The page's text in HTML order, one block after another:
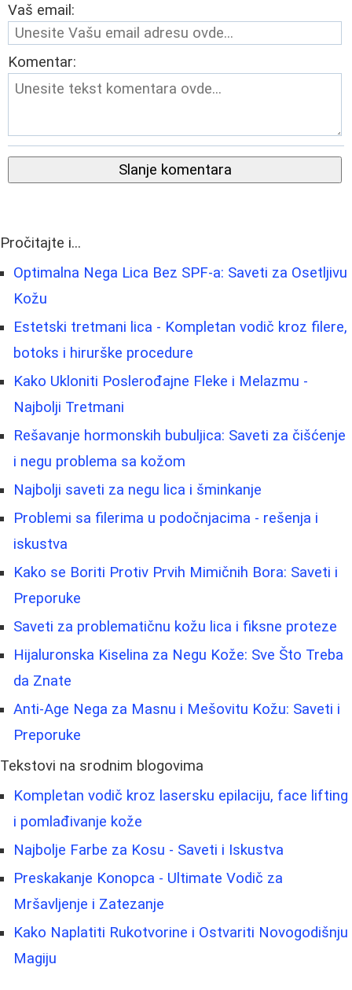
Vaš email:
Komentar:
Slanje komentara
Pročitajte i...
Optimalna Nega Lica Bez SPF-a: Saveti za Osetljivu
Kožu
Estetski tretmani lica - Kompletan vodič kroz filere,
botoks i hirurške procedure
Kako Ukloniti Poslerođajne Fleke i Melazmu -
Najbolji Tretmani
Rešavanje hormonskih bubuljica: Saveti za čišćenje
i negu problema sa kožom
Najbolji saveti za negu lica i šminkanje
Problemi sa filerima u podočnjacima - rešenja i
iskustva
Kako se Boriti Protiv Prvih Mimičnih Bora: Saveti i
Preporuke
Saveti za problematičnu kožu lica i fiksne proteze
Hijaluronska Kiselina za Negu Kože: Sve Što Treba
da Znate
Anti-Age Nega za Masnu i Mešovitu Kožu: Saveti i
Preporuke
Tekstovi na srodnim blogovima
Kompletan vodič kroz lasersku epilaciju, face lifting
i pomlađivanje kože
Najbolje Farbe za Kosu - Saveti i Iskustva
Preskakanje Konopca - Ultimate Vodič za
Mršavljenje i Zatezanje
Kako Naplatiti Rukotvorine i Ostvariti Novogodišnju
Magiju